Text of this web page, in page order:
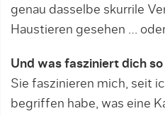
genau dasselbe skurrile
Haustieren gesehen …
Und was fasziniert dich so
Sie faszinieren mich, seit
begriffen habe, was eine